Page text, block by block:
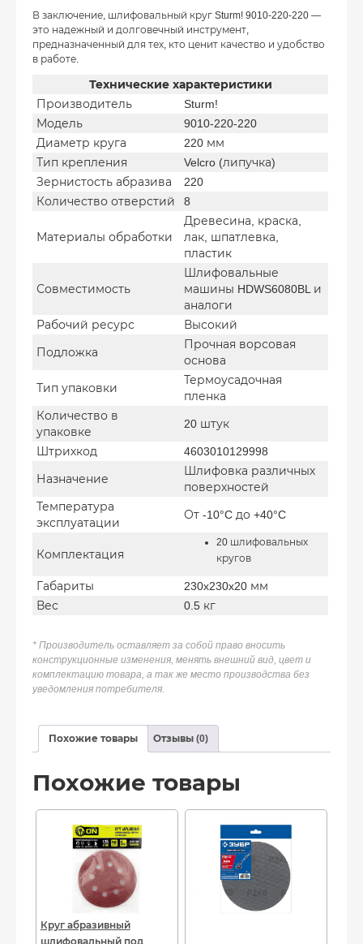
В заключение, шлифовальный круг Sturm! 9010-220-220 —
это надежный и долговечный инструмент,
предназначенный для тех, кто ценит качество и удобство
в работе.
Технические характеристики
Производитель
Sturm!
Модель
9010-220-220
Диаметр круга
220 мм
Тип крепления
Velcro (липучка)
Зернистость абразива
220
Количество отверстий
8
Материалы обработки
Древесина, краска,
лак, шпатлевка,
пластик
Совместимость
Шлифовальные
машины HDWS6080BL и
аналоги
Рабочий ресурс
Высокий
Подложка
Прочная ворсовая
основа
Тип упаковки
Термоусадочная
пленка
Количество в
упаковке
20 штук
Штрихкод 4603010129998
Назначение
Шлифовка различных
поверхностей
Температура
эксплуатации
От -10°C до +40°C
Комплектация
20 шлифовальных
кругов
Габариты
230x230x20 мм
Вес
0.5 кг
* Производитель оставляет за собой право вносить
конструкционные изменения, менять внешний вид, цвет и
комплектацию товара, а так же место производства без
уведомления потребителя.
Похожие товары Отзывы (0)
Похожие товары
Круг абразивный
шлифовальный под